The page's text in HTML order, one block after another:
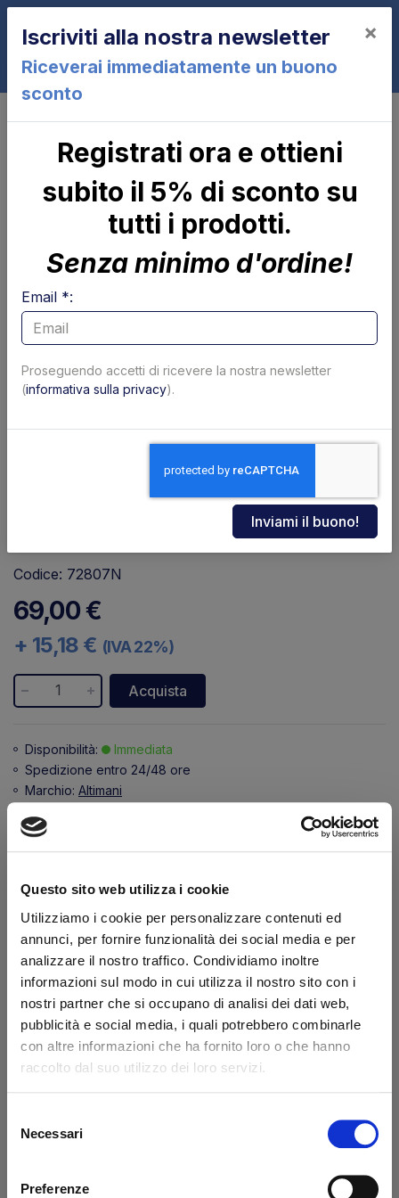
Questo sito web utilizza i cookie
Utilizziamo i cookie per personalizzare contenuti ed
annunci, per fornire funzionalità dei social media e per
analizzare il nostro traffico. Condividiamo inoltre
informazioni sul modo in cui utilizza il nostro sito con i
nostri partner che si occupano di analisi dei dati web,
pubblicità e social media, i quali potrebbero combinarle
con altre informazioni che ha fornito loro o che hanno
raccolto dal suo utilizzo dei loro servizi.
delNecessari
Preferenze
0
Carcassa cruscotto Altimani
Codice: 72807N
69,00 €
+ 15,18 € (IVA 22%)
Acquista
Disponibilità:
Immediata
Spedizione entro 24/48 ore
Marchio: Altimani
Hai la partita IVA?
Riferimento originale Elefantcar codice CAR0001
Dicono di noi
Ottimo
Iscriviti alla nostra newsletter
Riceverai immediatamente un buono
sconto
×
Registrati ora e ottieni
subito il 5% di sconto su
tutti i prodotti.
Senza minimo d'ordine!
Email *:
Proseguendo accetti di ricevere la nostra newsletter
(informativa sulla privacy).